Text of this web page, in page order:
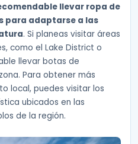
llevar ropa de
para adaptarse a las
. Si planeas visitar áreas
como el Lake District o
llevar botas de
Para obtener más
local, puedes visitar los
ubicados en las
de la región.